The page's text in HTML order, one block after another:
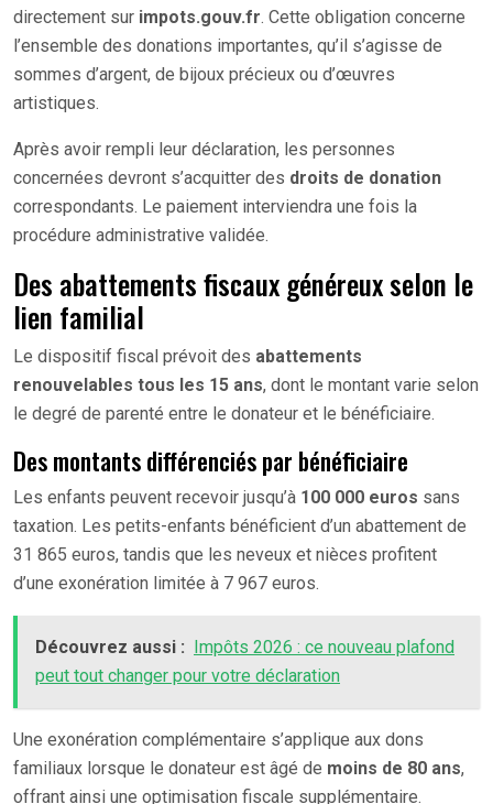
directement sur impots.gouv.fr. Cette obligation concerne
l’ensemble des donations importantes, qu’il s’agisse de
sommes d’argent, de bijoux précieux ou d’œuvres
artistiques.
Après avoir rempli leur déclaration, les personnes
concernées devront s’acquitter des droits de donation
correspondants. Le paiement interviendra une fois la
procédure administrative validée.
Des abattements fiscaux généreux selon le
lien familial
Le dispositif fiscal prévoit des abattements
renouvelables tous les 15 ans, dont le montant varie selon
le degré de parenté entre le donateur et le bénéficiaire.
Des montants différenciés par bénéficiaire
Les enfants peuvent recevoir jusqu’à 100 000 euros sans
taxation. Les petits-enfants bénéficient d’un abattement de
31 865 euros, tandis que les neveux et nièces profitent
d’une exonération limitée à 7 967 euros.
Découvrez aussi : Impôts 2026 : ce nouveau plafond
peut tout changer pour votre déclaration
Une exonération complémentaire s’applique aux dons
familiaux lorsque le donateur est âgé de moins de 80 ans,
offrant ainsi une optimisation fiscale supplémentaire.